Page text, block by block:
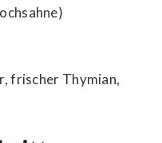
frischer Thymian,